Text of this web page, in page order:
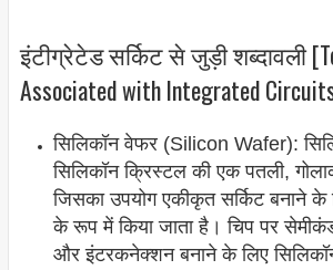
इंटीग्रेटेड सर्किट से जुड़ी शब्दावली
Associated with Integrated
सिलिकॉन वेफर (Silicon Wafer):
सिलिकॉन क्रिस्टल की एक पतली,
जिसका उपयोग एकीकृत सर्किट बनाने
के रूप में किया जाता है। चिप पर
और इंटरकनेक्शन बनाने के लिए